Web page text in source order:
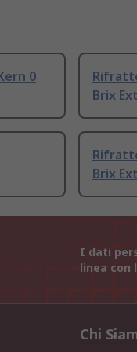
0
Brix
Brix
I dati
linea con
Chi